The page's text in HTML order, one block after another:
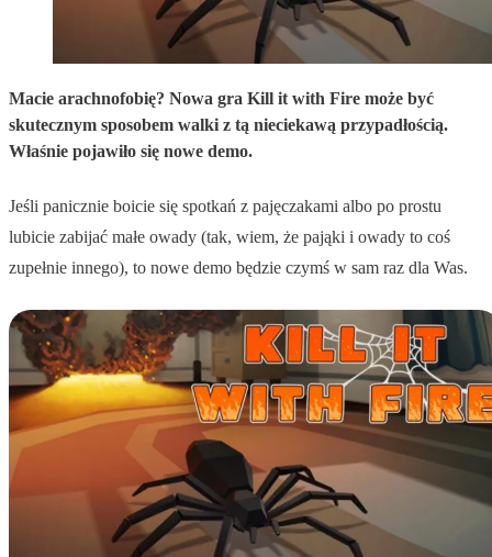
Macie arachnofobię? Nowa gra Kill it with Fire może być
skutecznym sposobem walki z tą nieciekawą przypadłością.
Właśnie pojawiło się nowe demo.
Jeśli panicznie boicie się spotkań z pajęczakami albo po prostu
lubicie zabijać małe owady (tak, wiem, że pająki i owady to coś
zupełnie innego), to nowe demo będzie czymś w sam raz dla Was.